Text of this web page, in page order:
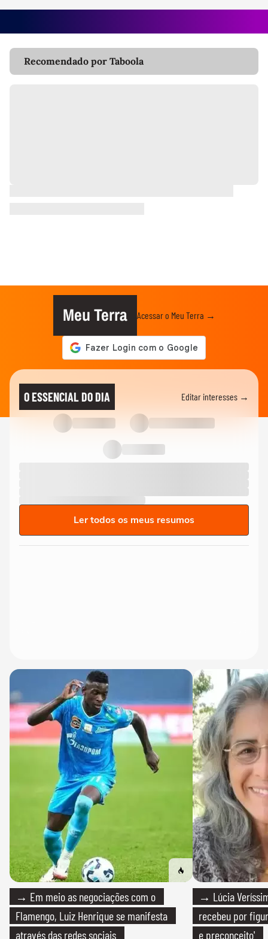
Recomendado por Taboola
Meu Terra Acessar o Meu Terra →
O ESSENCIAL DO DIA Editar interesses →
Ler todos os meus resumos
→ Em meio as negociações com o
Flamengo, Luiz Henrique se manifesta
através das redes sociais
→ Lúcia
recebeu por
e preconceito'